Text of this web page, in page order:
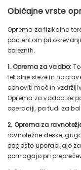
Običajne vrste
Oprema za fizikalno
pacientom pri
boleznih.
1. Oprema za vadbo:
tekalne steze in
obnoviti moč in
Oprema za vadbo se
operaciji, pa tudi za
2. Oprema za
ravnotežne deske,
pogosto uporabljajo
pomagajo pri